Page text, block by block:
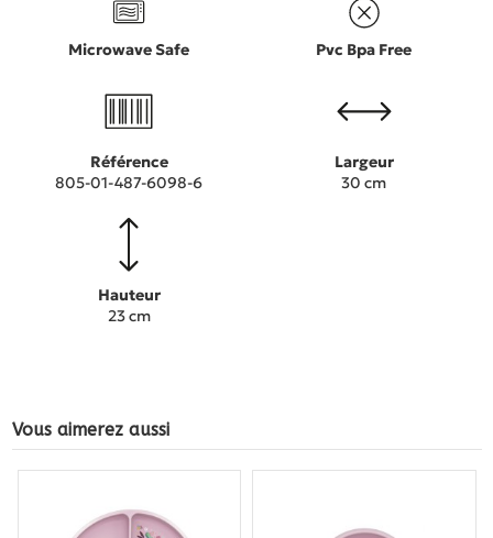
Microwave Safe Pvc Bpa Free
Référence
805-01-487-6098-6
Largeur
30 cm
Hauteur
23 cm
Vous aimerez aussi